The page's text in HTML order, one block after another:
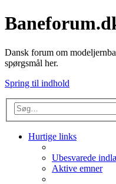
Dansk forum om
spørgsmål her.
Spring til indhold
Hurtige links
Ubesvarede
Aktive emner